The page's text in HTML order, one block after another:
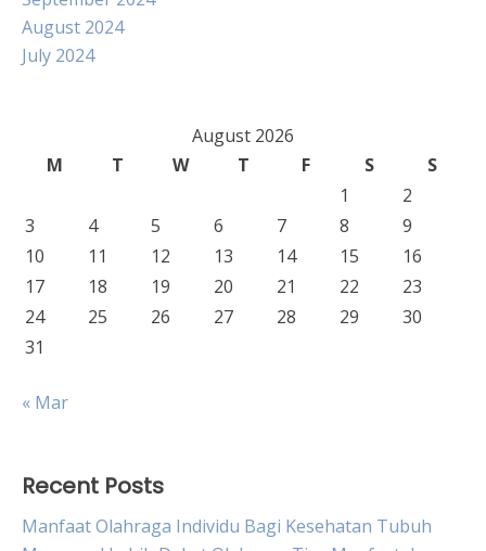
August 2024
July 2024
August 2026
M
T W T F S
S
1
2
3
4 5 6 7 8
9
10
11 12 13 14 15
16
17
18 19 20 21 22
23
24
25 26 27 28 29
30
31
« Mar
Recent Posts
Manfaat Olahraga Individu Bagi Kesehatan Tubuh